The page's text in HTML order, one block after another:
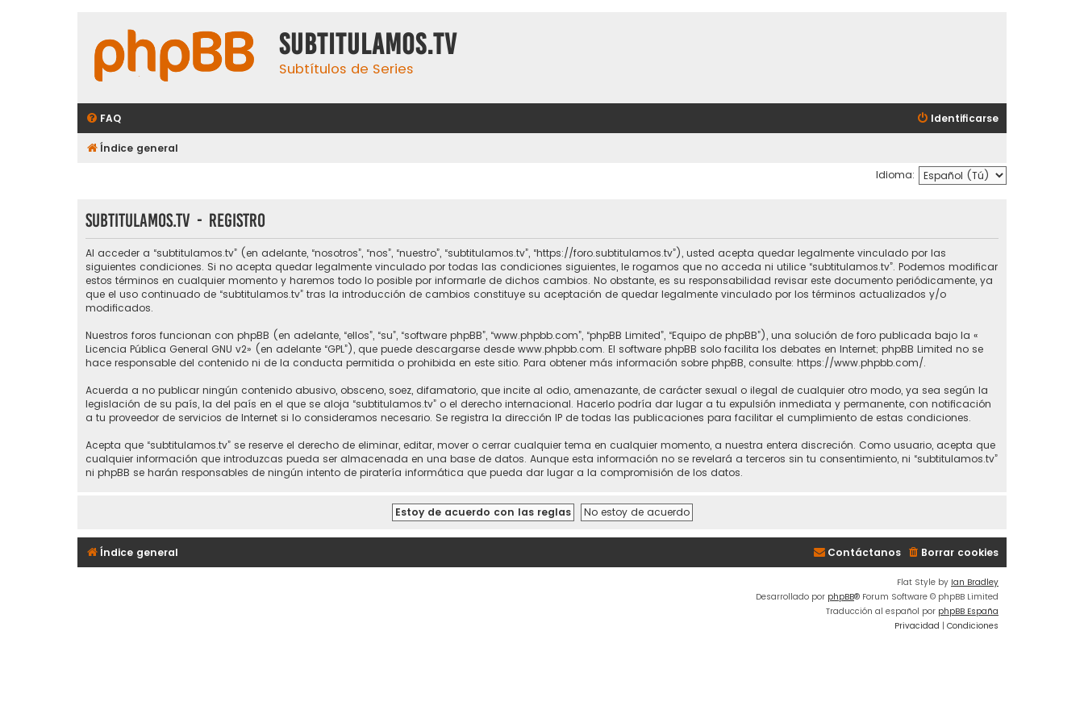
subtitulamos.tv
Subtítulos de Series
FAQ Identificarse
Índice general
Idioma:
subtitulamos.tv - Registro
Al acceder a “subtitulamos.tv” (en adelante, “nosotros”, “nos”, “nuestro”, “subtitulamos.tv”, “https://foro.subtitulamos.tv”), usted acepta quedar legalmente vinculado por las
siguientes condiciones. Si no acepta quedar legalmente vinculado por todas las condiciones siguientes, le rogamos que no acceda ni utilice “subtitulamos.tv”. Podemos modificar
estos términos en cualquier momento y haremos todo lo posible por informarle de dichos cambios. No obstante, es su responsabilidad revisar este documento periódicamente, ya
que el uso continuado de “subtitulamos.tv” tras la introducción de cambios constituye su aceptación de quedar legalmente vinculado por los términos actualizados y/o
modificados.
Nuestros foros funcionan con phpBB (en adelante, “ellos”, “su”, “software phpBB”, “www.phpbb.com”, “phpBB Limited”, “Equipo de phpBB”), una solución de foro publicada bajo la «
Licencia Pública General GNU v2» (en adelante “GPL”), que puede descargarse desde www.phpbb.com. El software phpBB solo facilita los debates en Internet; phpBB Limited no se
hace responsable del contenido ni de la conducta permitida o prohibida en este sitio. Para obtener más información sobre phpBB, consulte: https://www.phpbb.com/.
Acuerda a no publicar ningún contenido abusivo, obsceno, soez, difamatorio, que incite al odio, amenazante, de carácter sexual o ilegal de cualquier otro modo, ya sea según la
legislación de su país, la del país en el que se aloja “subtitulamos.tv” o el derecho internacional. Hacerlo podría dar lugar a tu expulsión inmediata y permanente, con notificación
a tu proveedor de servicios de Internet si lo consideramos necesario. Se registra la dirección IP de todas las publicaciones para facilitar el cumplimiento de estas condiciones.
Acepta que “subtitulamos.tv” se reserve el derecho de eliminar, editar, mover o cerrar cualquier tema en cualquier momento, a nuestra entera discreción. Como usuario, acepta que
cualquier información que introduzcas pueda ser almacenada en una base de datos. Aunque esta información no se revelará a terceros sin tu consentimiento, ni “subtitulamos.tv”
ni phpBB se harán responsables de ningún intento de piratería informática que pueda dar lugar a la compromisión de los datos.
Índice general Borrar cookies
Contáctanos
Flat Style by Ian Bradley
Desarrollado por phpBB® Forum Software © phpBB Limited
Traducción al español por phpBB España
Privacidad | Condiciones